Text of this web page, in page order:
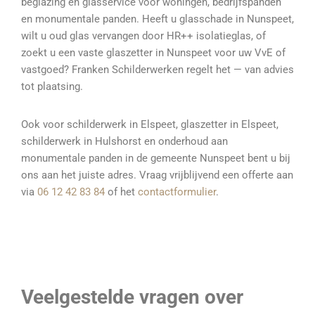
en monumentale panden. Heeft u glasschade in Nunspeet,
wilt u oud glas vervangen door HR++ isolatieglas, of
zoekt u een vaste glaszetter in Nunspeet voor uw VvE of
vastgoed? Franken Schilderwerken regelt het — van advies
tot plaatsing.
Ook voor schilderwerk in Elspeet, glaszetter in Elspeet,
schilderwerk in Hulshorst en onderhoud aan
monumentale panden in de gemeente Nunspeet bent u bij
ons aan het juiste adres. Vraag vrijblijvend een offerte aan
via 06 12 42 83 84 of het contactformulier.
Veelgestelde vragen over